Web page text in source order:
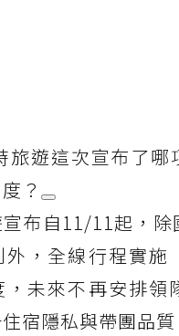
旅遊這次宣布了哪
？
布自11/11起，除
外，全線行程實施
，未來不再安排領
宿隱私與帶團品質